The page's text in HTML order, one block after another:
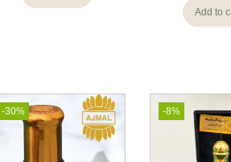
Add to
-30% -8%